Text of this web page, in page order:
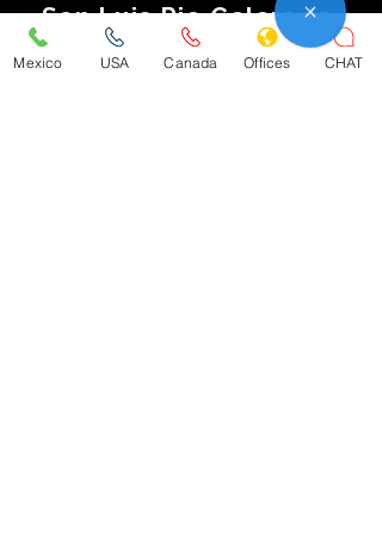
San Luis Rio Colorado,
Sonora
Mexico USA Canada Offices CHAT